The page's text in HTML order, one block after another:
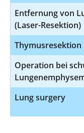
Entfernung von
(Laser-Resektion)
Operation bei
Lung surgery